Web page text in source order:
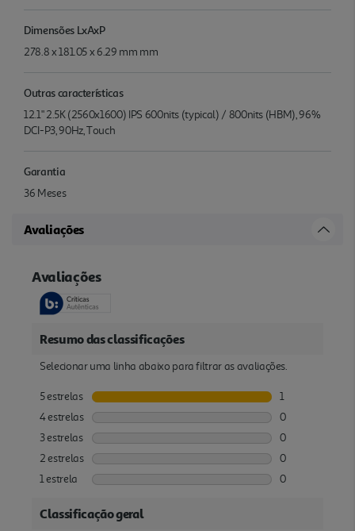
Dimensões LxAxP
278.8 x 181.05 x 6.29 mm mm
Outras características
12.1" 2.5K (2560x1600) IPS 600nits (typical) / 800nits (HBM), 96%
DCI-P3, 90Hz, Touch
Garantia
36 Meses
Avaliações